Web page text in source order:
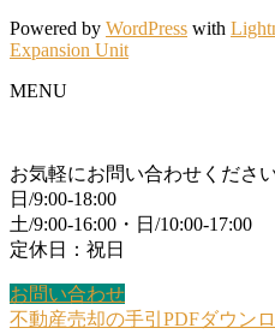
Powered by WordPress with
Expansion Unit
MENU
お気軽にお問い合わせください
日/9:00-18:00
土/9:00-16:00・日/10:00-17:00
定休日：祝日
お問い合わせ
不動産売却の手引PDFダウン